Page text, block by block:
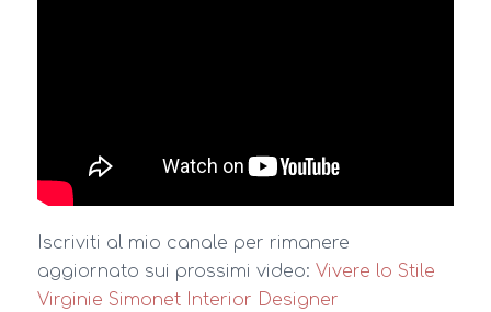
Iscriviti al mio canale per rimanere
aggiornato sui prossimi video: Vivere lo Stile
Virginie Simonet Interior Designer